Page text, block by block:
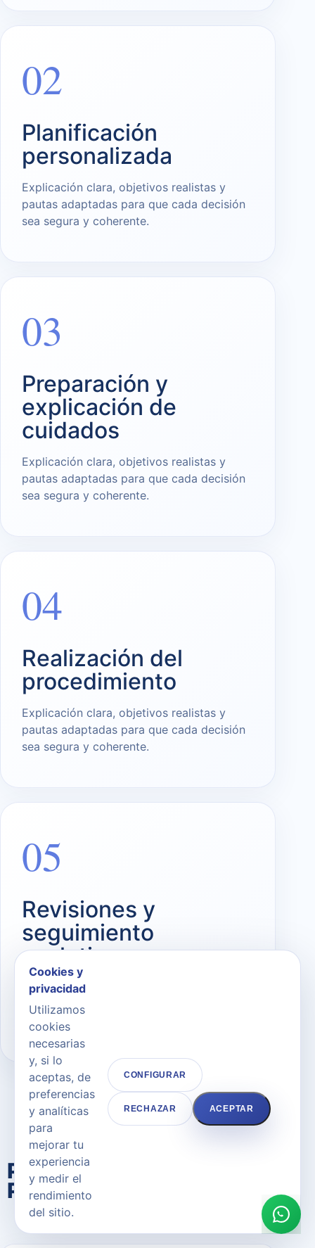
02
Planificación
personalizada
Explicación clara, objetivos realistas y
pautas adaptadas para que cada decisión
sea segura y coherente.
03
Preparación y
explicación de
cuidados
Explicación clara, objetivos realistas y
pautas adaptadas para que cada decisión
sea segura y coherente.
04
Realización del
procedimiento
Explicación clara, objetivos realistas y
pautas adaptadas para que cada decisión
sea segura y coherente.
05
Revisiones y
seguimiento
evolutivo
Explicación clara, objetivos realistas y
pautas adaptadas para que cada decisión
sea segura y coherente.
Preguntas frecuentes sobre
Párpados / Blefaroplastia en
Cookies y
privacidad
Utilizamos
cookies
necesarias
y, si lo
aceptas, de
preferencias
y analíticas
para
mejorar tu
experiencia
y medir el
rendimiento
del sitio.
CONFIGURAR
RECHAZAR ACEPTAR